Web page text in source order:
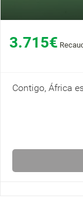
3.715€
Contigo, África